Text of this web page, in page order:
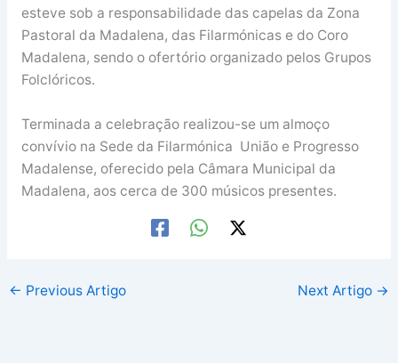
esteve sob a responsabilidade das capelas da Zona
Pastoral da Madalena, das Filarmónicas e do Coro
Madalena, sendo o ofertório organizado pelos Grupos
Folclóricos.
Terminada a celebração realizou-se um almoço
convívio na Sede da Filarmónica União e Progresso
Madalense, oferecido pela Câmara Municipal da
Madalena, aos cerca de 300 músicos presentes.
← Previous Artigo Next Artigo →